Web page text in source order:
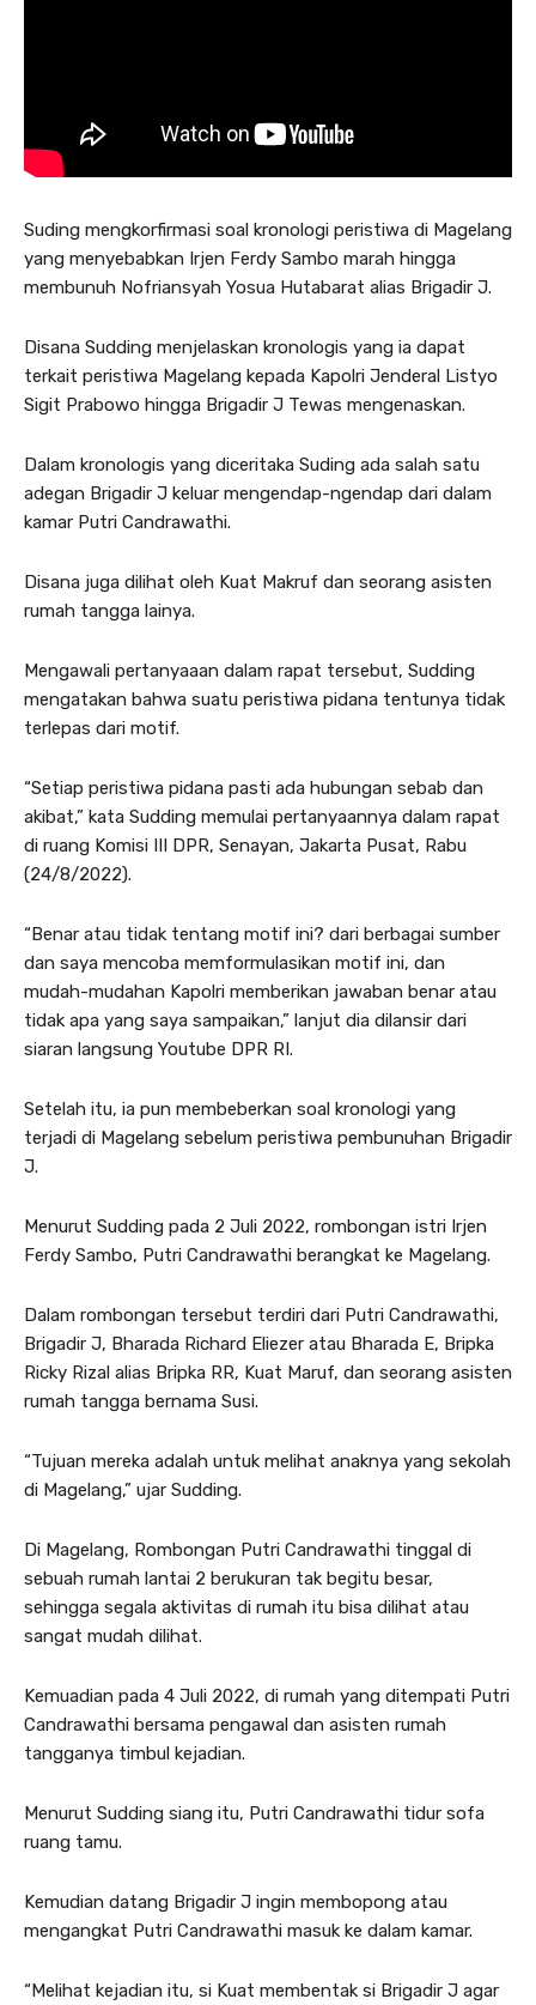
Suding mengkorfirmasi soal kronologi peristiwa di Magelang
yang menyebabkan Irjen Ferdy Sambo marah hingga
membunuh Nofriansyah Yosua Hutabarat alias Brigadir J.
Disana Sudding menjelaskan kronologis yang ia dapat
terkait peristiwa Magelang kepada Kapolri Jenderal Listyo
Sigit Prabowo hingga Brigadir J Tewas mengenaskan.
Dalam kronologis yang diceritaka Suding ada salah satu
adegan Brigadir J keluar mengendap-ngendap dari dalam
kamar Putri Candrawathi.
Disana juga dilihat oleh Kuat Makruf dan seorang asisten
rumah tangga lainya.
Mengawali pertanyaaan dalam rapat tersebut, Sudding
mengatakan bahwa suatu peristiwa pidana tentunya tidak
terlepas dari motif.
“Setiap peristiwa pidana pasti ada hubungan sebab dan
akibat,” kata Sudding memulai pertanyaannya dalam rapat
di ruang Komisi III DPR, Senayan, Jakarta Pusat, Rabu
(24/8/2022).
“Benar atau tidak tentang motif ini? dari berbagai sumber
dan saya mencoba memformulasikan motif ini, dan
mudah-mudahan Kapolri memberikan jawaban benar atau
tidak apa yang saya sampaikan,” lanjut dia dilansir dari
siaran langsung Youtube DPR RI.
Setelah itu, ia pun membeberkan soal kronologi yang
terjadi di Magelang sebelum peristiwa pembunuhan Brigadir
J.
Menurut Sudding pada 2 Juli 2022, rombongan istri Irjen
Ferdy Sambo, Putri Candrawathi berangkat ke Magelang.
Dalam rombongan tersebut terdiri dari Putri Candrawathi,
Brigadir J, Bharada Richard Eliezer atau Bharada E, Bripka
Ricky Rizal alias Bripka RR, Kuat Maruf, dan seorang asisten
rumah tangga bernama Susi.
“Tujuan mereka adalah untuk melihat anaknya yang sekolah
di Magelang,” ujar Sudding.
Di Magelang, Rombongan Putri Candrawathi tinggal di
sebuah rumah lantai 2 berukuran tak begitu besar,
sehingga segala aktivitas di rumah itu bisa dilihat atau
sangat mudah dilihat.
Kemuadian pada 4 Juli 2022, di rumah yang ditempati Putri
Candrawathi bersama pengawal dan asisten rumah
tangganya timbul kejadian.
Menurut Sudding siang itu, Putri Candrawathi tidur sofa
ruang tamu.
Kemudian datang Brigadir J ingin membopong atau
mengangkat Putri Candrawathi masuk ke dalam kamar.
“Melihat kejadian itu, si Kuat membentak si Brigadir J agar